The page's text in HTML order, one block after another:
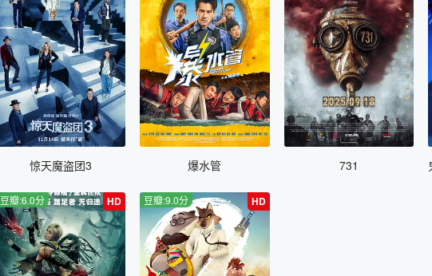
惊天魔盗团3 爆水管 731
HD
豆瓣:6.0分 HD
豆瓣:9.0分